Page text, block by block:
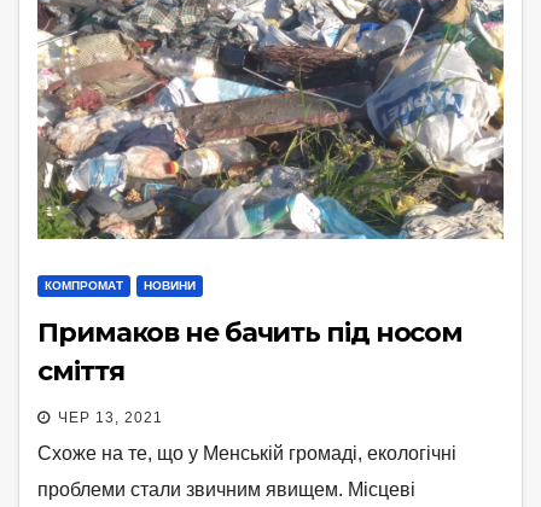
КОМПРОМАТ НОВИНИ
Примаков не бачить під носом
сміття
ЧЕР 13, 2021
Схоже на те, що у Менській громаді, екологічні
проблеми стали звичним явищем. Місцеві